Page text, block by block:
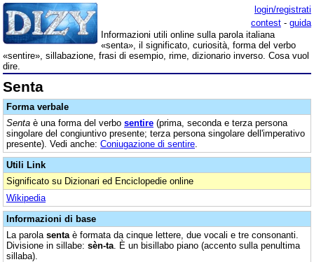
login/registrati
contest - guida
Informazioni utili online sulla parola italiana
«senta», il significato, curiosità, forma del verbo
«sentire», sillabazione, frasi di esempio, rime, dizionario inverso. Cosa vuol
dire.
Senta
Forma verbale
Senta è una forma del verbo sentire (prima, seconda e terza persona
singolare del congiuntivo presente; terza persona singolare dell'imperativo
presente). Vedi anche: Coniugazione di sentire
Utili Link
Significato su Dizionari ed Enciclopedie online
Wikipedia
Informazioni di base
La parola senta è formata da cinque lettere, due vocali e tre consonanti.
Divisione in sillabe: sèn-ta . È un bisillabo piano (accento sulla penultima
sillaba).